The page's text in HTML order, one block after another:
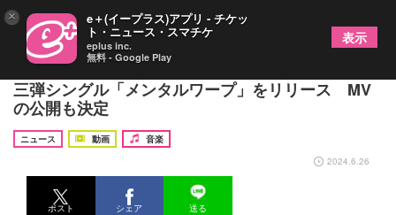
Charisma.com（カリスマドットコム）、2024年第
三弾シングル「メンタルワープ」をリリース MV
の公開も決定
ニュース 動画
音楽
2024.6.26
ポスト シェア 送る
× e＋(イープラス)アプリ - チケッ
ト・ニュース・スマチケ
eplus inc.
無料 - Google Play
表示